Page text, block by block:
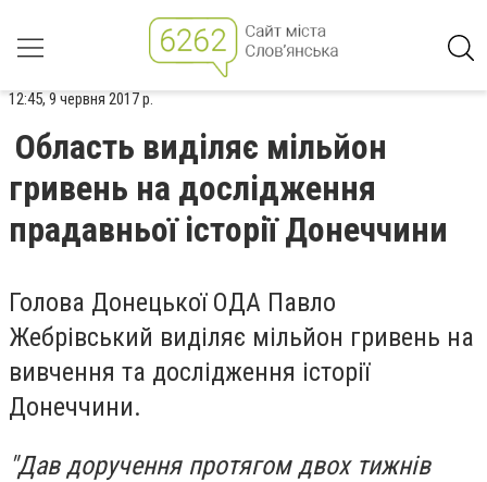
12:45, 9 червня 2017 р.
Область виділяє мільйон
гривень на дослідження
прадавньої історії Донеччини
Голова Донецької ОДА Павло
Жебрівський виділяє мільйон гривень на
вивчення та дослідження історії
Донеччини.
"Дав доручення протягом двох тижнів